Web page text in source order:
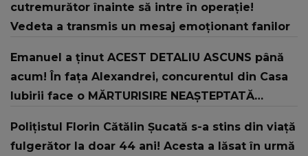
cutremurător înainte să intre în operație!
Vedeta a transmis un mesaj emoționant fanilor
Emanuel a ținut ACEST DETALIU ASCUNS până
acum! În fața Alexandrei, concurentul din Casa
Iubirii face o MĂRTURISIRE NEAȘTEPTATĂ
te iubesc pentru că..."
Polițistul Florin Cătălin Șucată s-a stins din viață
fulgerător la doar 44 ani! Acesta a lăsat în urmă